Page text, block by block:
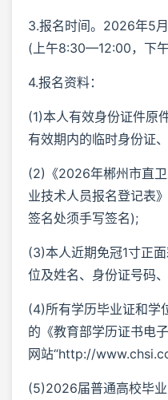
3.报名时间。2026年5
(上午8:30—12:00，下
4.报名资料：
(1)本人有效身份证件原
有效期内的临时身份证
(2)《2026年郴州市直
业技术人员报名登记表
签名处须手写签名);
(3)本人近期免冠1寸正
位及姓名、身份证号码
(4)所有学历毕业证和学
的《教育部学历证书电
网站“http://
(5)2026届普通高校毕